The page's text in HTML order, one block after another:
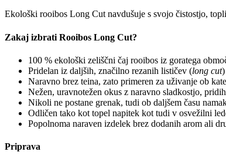
Ekološki rooibos Long Cut navdušuje s svojo čistostjo,
Zakaj izbrati Rooibos Long Cut?
100 % ekološki zeliščni čaj rooibos iz goratega
Pridelan iz daljših, značilno rezanih lističev (long cut
Naravno brez teina, zato primeren za uživanje ob
Nežen, uravnotežen okus z naravno sladkostjo,
Nikoli ne postane grenak, tudi ob daljšem času
Odličen tako kot topel napitek kot tudi v osvežilni
Popolnoma naraven izdelek brez dodanih arom ali
Priprava